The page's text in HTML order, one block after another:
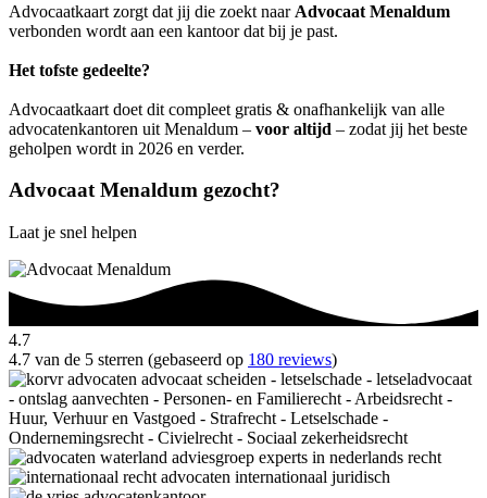
Advocaatkaart zorgt dat jij die zoekt naar Advocaat Menaldum
verbonden wordt aan een kantoor dat bij je past.
Het tofste gedeelte?
Advocaatkaart doet dit compleet gratis & onafhankelijk van alle
advocatenkantoren uit Menaldum – voor altijd – zodat jij het beste
geholpen wordt in 2026 en verder.
Advocaat Menaldum gezocht?
Laat je snel helpen
4.7
4.7 van de 5 sterren (gebaseerd op 180 reviews)